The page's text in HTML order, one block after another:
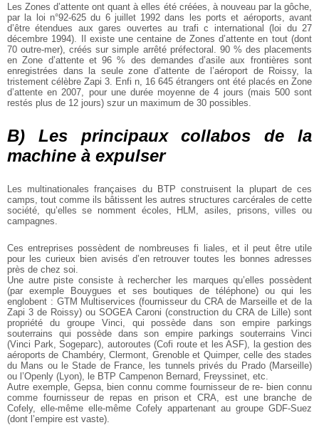
Les Zones d’attente ont quant à elles été créées, à nouveaupar la gôche,
par la loi n°92-625 du 6 juillet 1992 dans les ports et aéroports, avant
d’être étendues aux gares ouvertes au trafi c international (loi du 27
décembre 1994). Il existeune centaine de Zones d’attente en tout (dont
70 outre-mer), créés sur simple arrêté préfectoral. 90 % des placements
en Zone d’attente et 96 % des demandes d’asile aux frontières sont
enregistrées dans la seule zone d’attente de l’aéroport deRoissy, la
tristement célèbre Zapi 3.
Enfi n, 16 645 étrangers ont été placés en Zone
d’attente en 2007, pour une durée moyenne de 4 jours (mais 500 sont
restés plus de 12 jours) szur un maximum de 30 possibles.
B) Les principaux collabos de la
machine à expulser
Les multinationales françaises du BTP construisent la plupartde ces
camps, tout comme ils bâtissent les autres structures carcérales de cette
société, qu’elles se nomment écoles, HLM,
asiles, prisons, villes ou
campagnes.
Ces entreprises possèdent de nombreuses fi liales, et il peut êtreutile
pour les curieux bien avisés d’en retrouver toutes les bonnes adresses
près de chez soi.
Une autre piste consiste à rechercher les marques qu’elles possèdent
(par exemple Bouygues et ses boutiques de téléphone) ou qui les
englobent : GTM Multiservices (fournisseur du CRA de Marseille et de la
Zapi 3 de Roissy) ou SOGEA Caroni (construction du CRA de Lille) sont
propriété du groupeVinci, qui possède dans son empire parkings
souterrains qui possède dans son empire parkings souterrains Vinci
(Vinci Park, Sogeparc), autoroutes (Cofi route et les ASF), lagestion des
aéroports de Chambéry, Clermont, Grenoble et Quimper, celle des stades
du Mans ou le Stade de France, les tunnels privés du Prado (Marseille)
ou l’Openly (Lyon), le BTP Campenon Bernard, Freyssinet, etc.
Autre exemple, Gepsa, bien connu comme fournisseur de re- bien connu
comme fournisseur de repas en prison et CRA, est une branche de
Cofely, elle-même elle-même Cofely appartenant au groupe GDF-Suez
(dont l’empire est vaste).